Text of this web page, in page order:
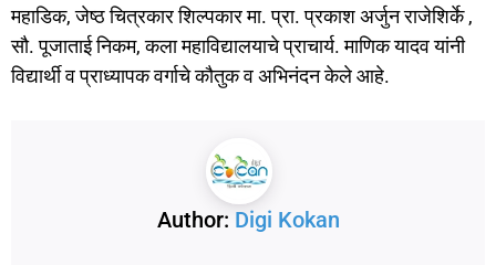
महाडिक, जेष्ठ चित्रकार शिल्पकार मा. प्रा. प्रकाश अर्जुन राजेशिर्के ,
सौ. पूजाताई निकम, कला महाविद्यालयाचे प्राचार्य. माणिक यादव यांनी
विद्यार्थी व प्राध्यापक वर्गाचे कौतुक व अभिनंदन केले आहे.
Author: Digi Kokan